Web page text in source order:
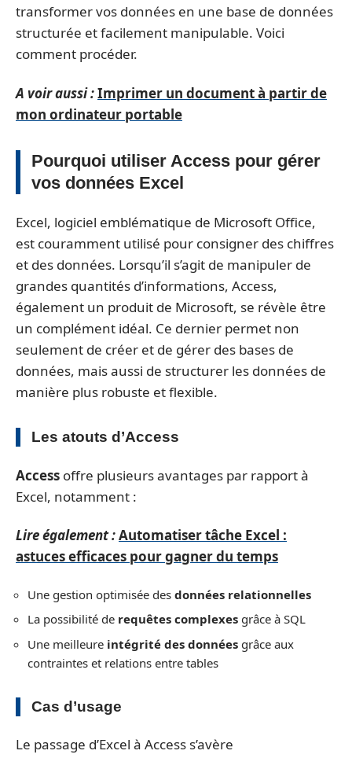
transformer vos données en une base de données
structurée et facilement manipulable. Voici
comment procéder.
A voir aussi :Imprimer un document à partir de
mon ordinateur portable
Pourquoi utiliser Access pour gérer
vos données Excel
Excel, logiciel emblématique de Microsoft Office,
est couramment utilisé pour consigner des chiffres
et des données. Lorsqu’il s’agit de manipuler de
grandes quantités d’informations, Access,
également un produit de Microsoft, se révèle être
un complément idéal. Ce dernier permet non
seulement de créer et de gérer des bases de
données, mais aussi de structurer les données de
manière plus robuste et flexible.
Les atouts d’Access
Access offre plusieurs avantages par rapport à
Excel, notamment :
Lire également :Automatiser tâche Excel :
astuces efficaces pour gagner du temps
Une gestion optimisée des données relationnelles
La possibilité de requêtes complexes grâce à SQL
Une meilleure intégrité des données grâce aux
contraintes et relations entre tables
Cas d’usage
Le passage d’Excel à Access s’avère